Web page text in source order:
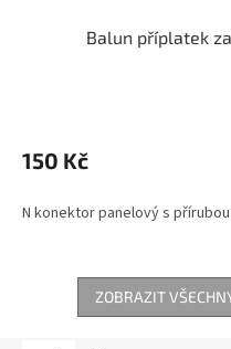
Balun příplatek
150 Kč
N konektor panelový s
ZOBRAZIT